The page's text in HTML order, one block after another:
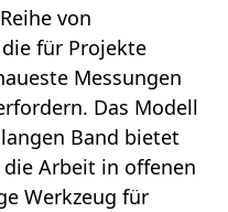
von
für Projekte
Messungen
Das Modell
Band bietet
Arbeit in offenen
Werkzeug für